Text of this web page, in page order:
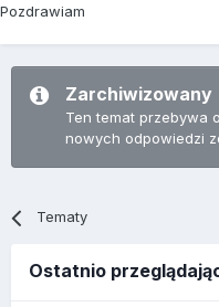
Pozdrawiam
Zarchiwizowany
Ten temat przebywa
nowych odpowiedzi
Tematy
Ostatnio